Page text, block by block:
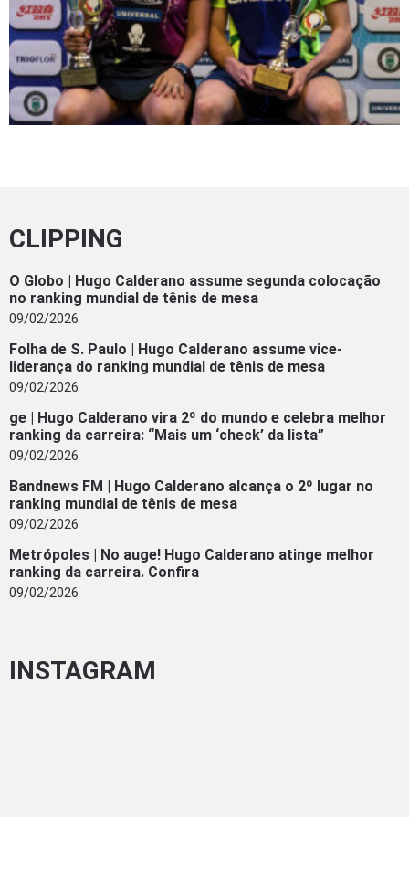
CLIPPING
O Globo | Hugo Calderano assume segunda colocação
no ranking mundial de tênis de mesa
09/02/2026
Folha de S. Paulo | Hugo Calderano assume vice-
liderança do ranking mundial de tênis de mesa
09/02/2026
ge | Hugo Calderano vira 2º do mundo e celebra melhor
ranking da carreira: “Mais um ‘check’ da lista”
09/02/2026
Bandnews FM | Hugo Calderano alcança o 2º lugar no
ranking mundial de tênis de mesa
09/02/2026
Metrópoles | No auge! Hugo Calderano atinge melhor
ranking da carreira. Confira
09/02/2026
INSTAGRAM